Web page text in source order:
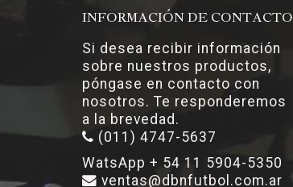
INFORMACIÓN DE CONTACTO
Si desea recibir información
sobre nuestros productos,
póngase en contacto con
nosotros. Te responderemos
a la brevedad.
(011) 4747-5637
WatsApp + 54 11 5904-5350
ventas@dbnfutbol.com.ar